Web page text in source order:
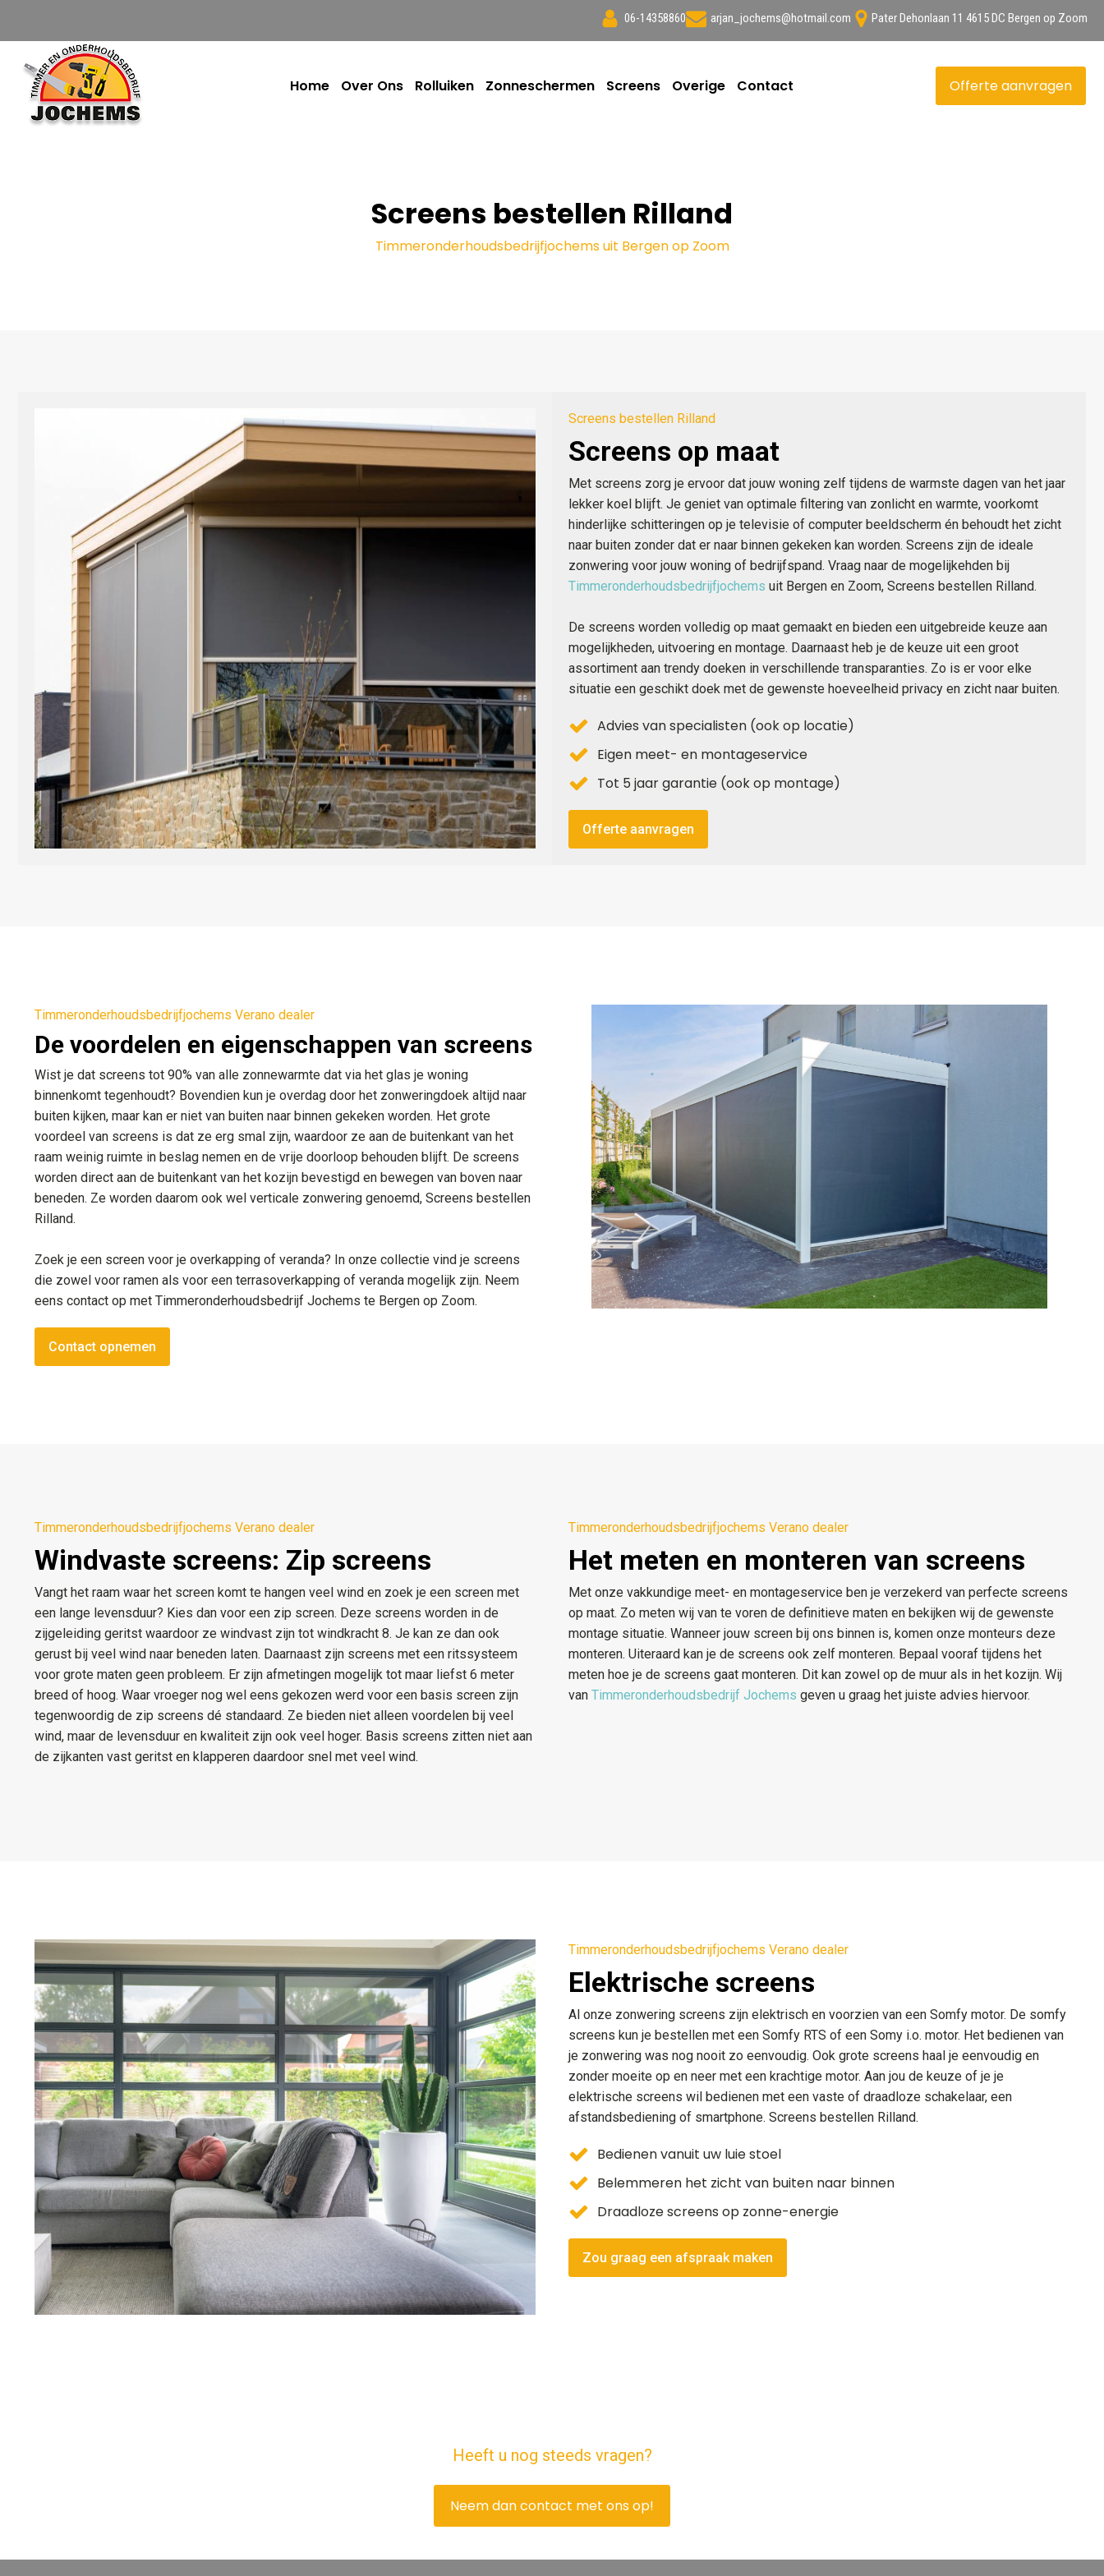
06-14358860 arjan_jochems@hotmail.com Pater Dehonlaan 11 4615 DC Bergen op Zoom
Home Over Ons Rolluiken Zonneschermen Screens Overige Contact Offerte aanvragen
Screens bestellen Rilland
Timmeronderhoudsbedrijfjochems uit Bergen op Zoom
Screens bestellen Rilland
Screens op maat
Met screens zorg je ervoor dat jouw woning zelf tijdens de warmste dagen van het jaar
lekker koel blijft. Je geniet van optimale filtering van zonlicht en warmte, voorkomt
hinderlijke schitteringen op je televisie of computer beeldscherm én behoudt het zicht
naar buiten zonder dat er naar binnen gekeken kan worden. Screens zijn de ideale
zonwering voor jouw woning of bedrijfspand. Vraag naar de mogelijkehden bij
Timmeronderhoudsbedrijfjochems uit Bergen en Zoom, Screens bestellen Rilland.
De screens worden volledig op maat gemaakt en bieden een uitgebreide keuze aan
mogelijkheden, uitvoering en montage. Daarnaast heb je de keuze uit een groot
assortiment aan trendy doeken in verschillende transparanties. Zo is er voor elke
situatie een geschikt doek met de gewenste hoeveelheid privacy en zicht naar buiten.
Advies van specialisten (ook op locatie)
Eigen meet- en montageservice
Tot 5 jaar garantie (ook op montage)
Offerte aanvragen
Timmeronderhoudsbedrijfjochems Verano dealer
De voordelen en eigenschappen van screens
Wist je dat screens tot 90% van alle zonnewarmte dat via het glas je woning
binnenkomt tegenhoudt? Bovendien kun je overdag door het zonweringdoek altijd naar
buiten kijken, maar kan er niet van buiten naar binnen gekeken worden. Het grote
voordeel van screens is dat ze erg smal zijn, waardoor ze aan de buitenkant van het
raam weinig ruimte in beslag nemen en de vrije doorloop behouden blijft. De screens
worden direct aan de buitenkant van het kozijn bevestigd en bewegen van boven naar
beneden. Ze worden daarom ook wel verticale zonwering genoemd, Screens bestellen
Rilland.
Zoek je een screen voor je overkapping of veranda? In onze collectie vind je screens
die zowel voor ramen als voor een terrasoverkapping of veranda mogelijk zijn. Neem
eens contact op met Timmeronderhoudsbedrijf Jochems te Bergen op Zoom.
Contact opnemen
Timmeronderhoudsbedrijfjochems Verano dealer
Windvaste screens: Zip screens
Vangt het raam waar het screen komt te hangen veel wind en zoek je een screen met
een lange levensduur? Kies dan voor een zip screen. Deze screens worden in de
zijgeleiding geritst waardoor ze windvast zijn tot windkracht 8. Je kan ze dan ook
gerust bij veel wind naar beneden laten. Daarnaast zijn screens met een ritssysteem
voor grote maten geen probleem. Er zijn afmetingen mogelijk tot maar liefst 6 meter
breed of hoog. Waar vroeger nog wel eens gekozen werd voor een basis screen zijn
tegenwoordig de zip screens dé standaard. Ze bieden niet alleen voordelen bij veel
wind, maar de levensduur en kwaliteit zijn ook veel hoger. Basis screens zitten niet aan
de zijkanten vast geritst en klapperen daardoor snel met veel wind.
Timmeronderhoudsbedrijfjochems Verano dealer
Het meten en monteren van screens
Met onze vakkundige meet- en montageservice ben je verzekerd van perfecte screens
op maat. Zo meten wij van te voren de definitieve maten en bekijken wij de gewenste
montage situatie. Wanneer jouw screen bij ons binnen is, komen onze monteurs deze
monteren. Uiteraard kan je de screens ook zelf monteren. Bepaal vooraf tijdens het
meten hoe je de screens gaat monteren. Dit kan zowel op de muur als in het kozijn. Wij
van Timmeronderhoudsbedrijf Jochems geven u graag het juiste advies hiervoor.
Timmeronderhoudsbedrijfjochems Verano dealer
Elektrische screens
Al onze zonwering screens zijn elektrisch en voorzien van een Somfy motor. De somfy
screens kun je bestellen met een Somfy RTS of een Somy i.o. motor. Het bedienen van
je zonwering was nog nooit zo eenvoudig. Ook grote screens haal je eenvoudig en
zonder moeite op en neer met een krachtige motor. Aan jou de keuze of je je
elektrische screens wil bedienen met een vaste of draadloze schakelaar, een
afstandsbediening of smartphone. Screens bestellen Rilland.
Bedienen vanuit uw luie stoel
Belemmeren het zicht van buiten naar binnen
Draadloze screens op zonne-energie
Zou graag een afspraak maken
Heeft u nog steeds vragen?
Neem dan contact met ons op!